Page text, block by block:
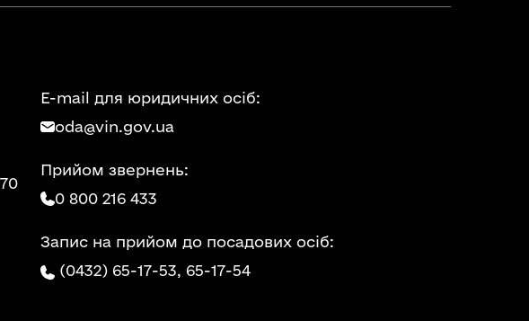
E-mail для юридичних осіб:
oda@vin.gov.ua
Прийом звернень:
0 800 216 433
Запис на прийом до посадових осіб:
(0432) 65-17-53, 65-17-54